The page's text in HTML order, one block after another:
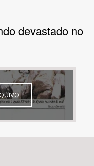
devastado no